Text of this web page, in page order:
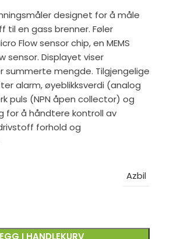
designet for å måle
til en gass brenner. Føler
Flow sensor chip, en MEMS
sensor. Displayet viser
summerte mengde. Tilgjengelige
alarm, øyeblikksverdi (analog
puls (NPN åpen collector) og
for å håndtere kontroll av
forhold og
Azbil
I HANDLEKURV